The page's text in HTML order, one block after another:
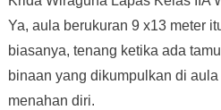
Ya, aula berukuran 9 x13 meter
biasanya, tenang ketika ada
binaan yang dikumpulkan di
menahan diri.